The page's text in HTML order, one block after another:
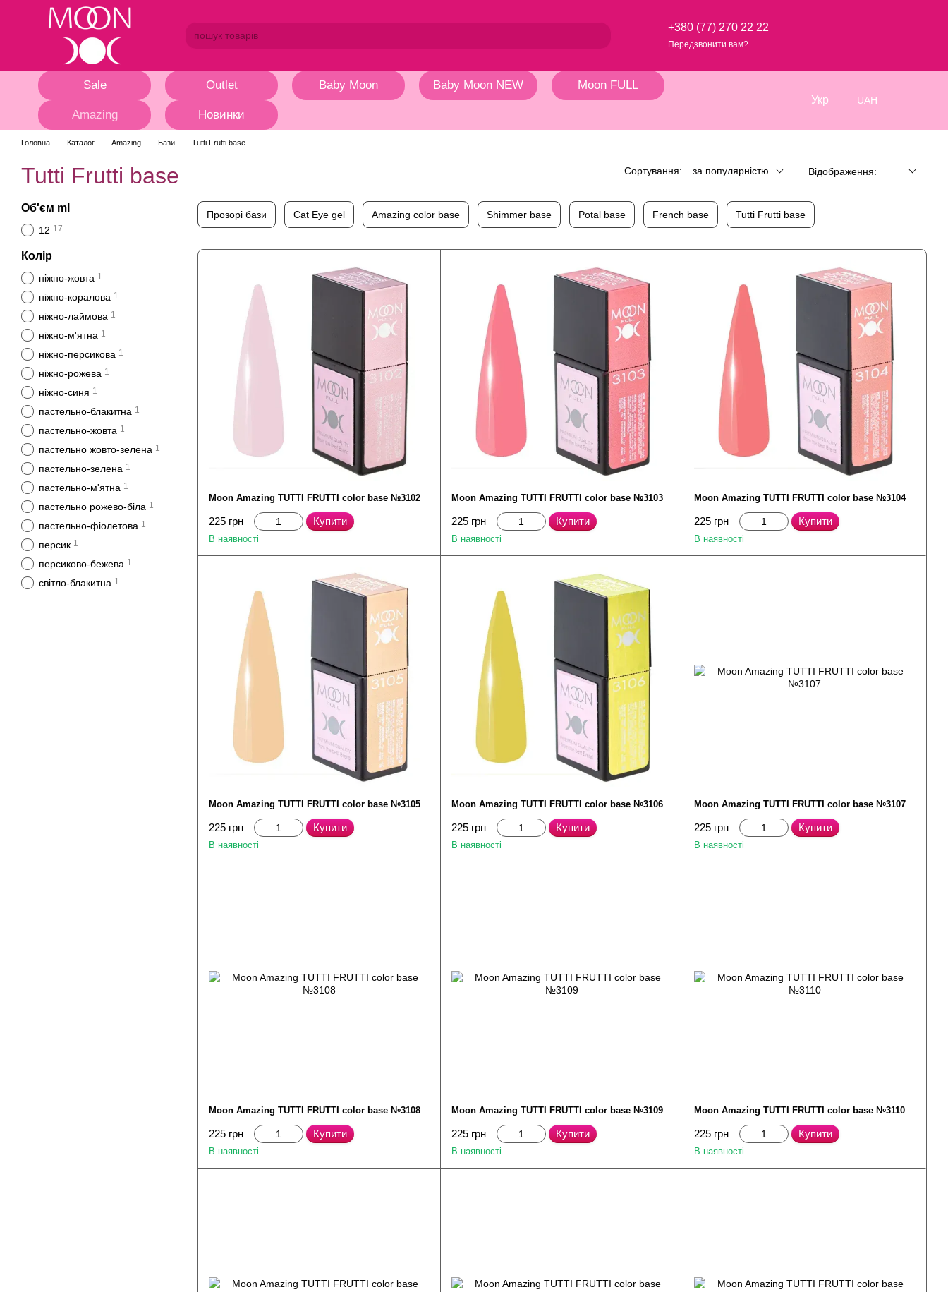
Перейти до основного контенту
+380 (77) 270 22 22
Передзвонити вам?
Sale Outlet Baby Moon Baby Moon NEW Moon FULL
Amazing Новинки
Укр UAH
Головна Каталог Amazing Бази Tutti Frutti base
Tutti Frutti base Сортування: за популярністю Відображення:
Прозорі бази Cat Eye gel Amazing color base Shimmer base Potal base French base Tutti Frutti base
Moon Amazing TUTTI FRUTTI color base №3102
225 грн Купити
В наявності
Moon Amazing TUTTI FRUTTI color base №3103
225 грн Купити
В наявності
Moon Amazing TUTTI FRUTTI color base №3104
225 грн Купити
В наявності
Moon Amazing TUTTI FRUTTI color base №3105
225 грн Купити
В наявності
Moon Amazing TUTTI FRUTTI color base №3106
225 грн Купити
В наявності
Moon Amazing TUTTI FRUTTI color base №3107
225 грн Купити
В наявності
Moon Amazing TUTTI FRUTTI color base №3108
225 грн Купити
В наявності
Moon Amazing TUTTI FRUTTI color base №3109
225 грн Купити
В наявності
Moon Amazing TUTTI FRUTTI color base №3110
225 грн Купити
В наявності
Об'єм ml
12 17
Колір
ніжно-жовта 1
ніжно-коралова 1
ніжно-лаймова 1
ніжно-м'ятна 1
ніжно-персикова 1
ніжно-рожева 1
ніжно-синя 1
пастельно-блакитна 1
пастельно-жовта 1
пастельно жовто-зелена 1
пастельно-зелена 1
пастельно-м'ятна 1
пастельно рожево-біла 1
пастельно-фіолетова 1
персик 1
персиково-бежева 1
світло-блакитна 1